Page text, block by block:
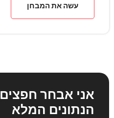
עשה את המבחן
אני אבחר חפצים
הנתונים המלא